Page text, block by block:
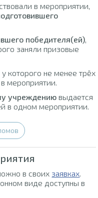
в мероприятии,
победителя(ей),
заняли призовые
у которого не менее трёх
мероприятии.
учреждению выдается
в одном мероприятии.
в своих заявках.
виде доступны в